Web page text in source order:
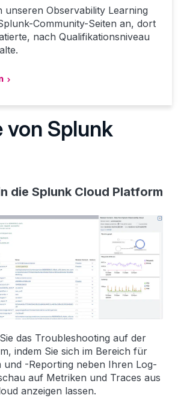
unseren Observability Learning
Community-Seiten an, dort
nach Qualifikationsniveau
von Splunk
die Splunk Cloud Platform
das Troubleshooting auf der
indem Sie sich im Bereich für
und -Reporting neben Ihren Log-
auf Metriken und Traces aus
anzeigen lassen.